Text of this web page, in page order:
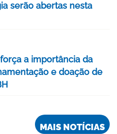
serão abertas nesta
a importância da
e doação de
MAIS NOTÍCIAS